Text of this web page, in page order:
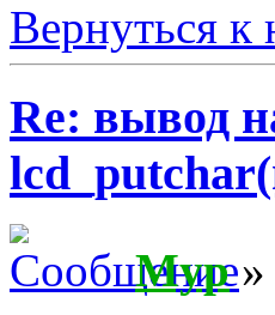
Вернуться к
Re: вывод
Myp»